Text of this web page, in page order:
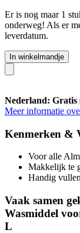
Er is nog maar 1
onderweg! Als er
leverdatum.
In winkelmandje
Nederland: Gratis
Meer informatie
Kenmerken &
Voor alle
Makkelijk te
Handig
Vaak samen
Wasmiddel
L